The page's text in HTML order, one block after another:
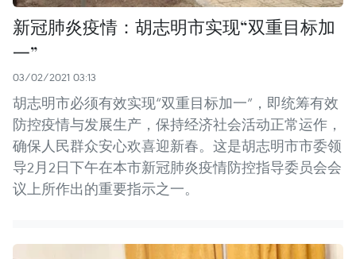
新冠肺炎疫情：胡志明市实现“双重目标加
一”
03/02/2021 03:13
胡志明市必须有效实现“双重目标加一”，即统筹有效
防控疫情与发展生产，保持经济社会活动正常运作，
确保人民群众安心欢喜迎新春。这是胡志明市市委领
导2月2日下午在本市新冠肺炎疫情防控指导委员会会
议上所作出的重要指示之一。